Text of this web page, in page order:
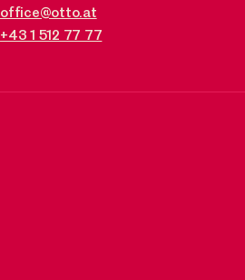
office@otto.at
+43 1 512 77 77